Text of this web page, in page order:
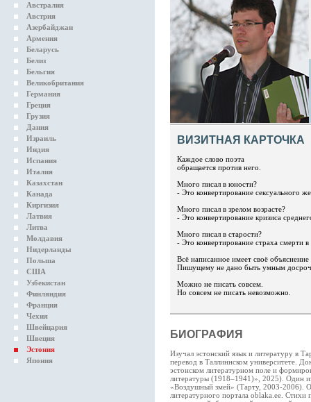
Австралия
Австрия
Азербайджан
Армения
Беларусь
Белиз
Бельгия
Великобритания
Германия
Греция
Грузия
Дания
Израиль
Индия
Испания
Италия
Казахстан
Канада
Киргизия
Латвия
Литва
Молдавия
Нидерланды
Польша
США
Узбекистан
Финляндия
Франция
Чехия
Швейцария
Швеция
Эстония
Япония
ВИЗИТНАЯ КАРТОЧКА
Каждое слово поэта
обращается против него.
Много писал в юности?
- Это конвертирование сексуального
Много писал в зрелом возрасте?
- Это конвертирование кризиса
Много писал в старости?
- Это конвертирование страха смерти
Всё написанное имеет своё
Пишущему не дано быть умным
Можно не писать совсем.
Но совсем не писать невозможно.
БИОГРАФИЯ
Изучал эстонский язык и литературу в
перевод в Таллиннском университете.
эстонском литературном поле и
литературы (1918–1941)», 2025). Один
«Воздушный змей» (Тарту, 2003-2006).
литературного портала oblaka.ee. Стихи